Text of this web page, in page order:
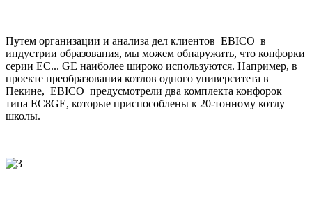
Путем организации и анализа дел клиентов EBICO в
индустрии образования, мы можем обнаружить, что конфорки
серии EC... GE наиболее широко используются. Например, в
проекте преобразования котлов одного университета в
Пекине, EBICO предусмотрели два комплекта конфорок
типа EC8GE, которые приспособлены к 20-тонному котлу
школы.